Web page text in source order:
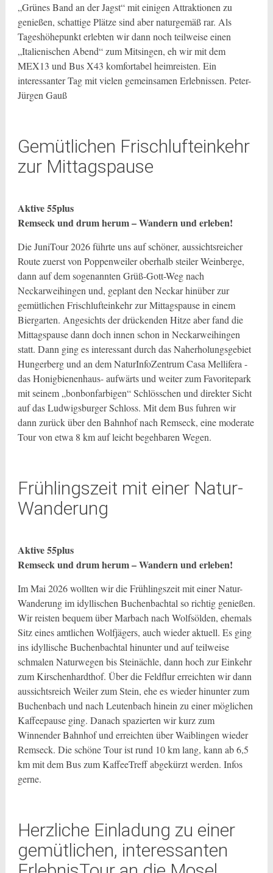
„Grünes Band an der Jagst“ mit einigen Attraktionen zu
genießen, schattige Plätze sind aber naturgemäß rar. Als
Tageshöhepunkt erlebten wir dann noch teilweise einen
„Italienischen Abend“ zum Mitsingen, eh wir mit dem
MEX13 und Bus X43 komfortabel heimreisten. Ein
interessanter Tag mit vielen gemeinsamen Erlebnissen. Peter-
Jürgen Gauß
Gemütlichen Frischlufteinkehr
zur Mittagspause
Aktive 55plus
Remseck und drum herum – Wandern und erleben!
Die JuniTour 2026 führte uns auf schöner, aussichtsreicher
Route zuerst von Poppenweiler oberhalb steiler Weinberge,
dann auf dem sogenannten Grüß-Gott-Weg nach
Neckarweihingen und, geplant den Neckar hinüber zur
gemütlichen Frischlufteinkehr zur Mittagspause in einem
Biergarten. Angesichts der drückenden Hitze aber fand die
Mittagspause dann doch innen schon in Neckarweihingen
statt. Dann ging es interessant durch das Naherholungsgebiet
Hungerberg und an dem NaturInfoZentrum Casa Mellifera -
das Honigbienenhaus- aufwärts und weiter zum Favoritepark
mit seinem „bonbonfarbigen“ Schlösschen und direkter Sicht
auf das Ludwigsburger Schloss. Mit dem Bus fuhren wir
dann zurück über den Bahnhof nach Remseck, eine moderate
Tour von etwa 8 km auf leicht begehbaren Wegen.
Frühlingszeit mit einer Natur-
Wanderung
Aktive 55plus
Remseck und drum herum – Wandern und erleben!
Im Mai 2026 wollten wir die Frühlingszeit mit einer Natur-
Wanderung im idyllischen Buchenbachtal so richtig genießen.
Wir reisten bequem über Marbach nach Wolfsölden, ehemals
Sitz eines amtlichen Wolfjägers, auch wieder aktuell. Es ging
ins idyllische Buchenbachtal hinunter und auf teilweise
schmalen Naturwegen bis Steinächle, dann hoch zur Einkehr
zum Kirschenhardthof. Über die Feldflur erreichten wir dann
aussichtsreich Weiler zum Stein, ehe es wieder hinunter zum
Buchenbach und nach Leutenbach hinein zu einer möglichen
Kaffeepause ging. Danach spazierten wir kurz zum
Winnender Bahnhof und erreichten über Waiblingen wieder
Remseck. Die schöne Tour ist rund 10 km lang, kann ab 6,5
km mit dem Bus zum KaffeeTreff abgekürzt werden. Infos
gerne.
Herzliche Einladung zu einer
gemütlichen, interessanten